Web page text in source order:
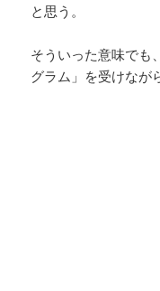
と思う。
そういった意味でも
グラム」を受けなが